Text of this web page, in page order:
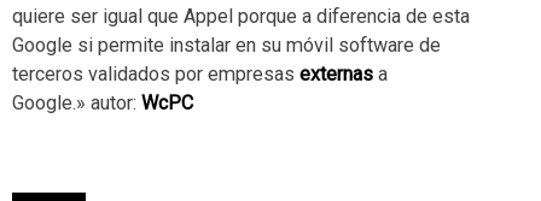
quiere ser igual que Appel porque a diferencia de esta
Google si permite instalar en su móvil software de
terceros validados por empresas externas a
Google.» autor: WcPC